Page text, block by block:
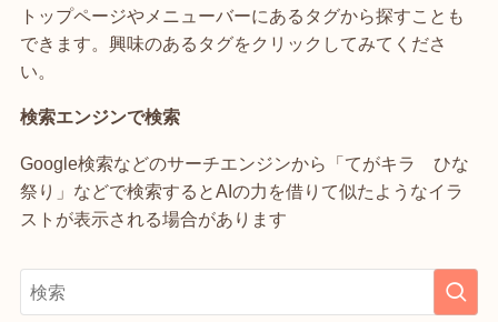
トップページやメニューバーにあるタグから探すことも
できます。興味のあるタグをクリックしてみてくださ
い。
検索エンジンで検索
Google検索などのサーチエンジンから「てがキラ ひな
祭り」などで検索するとAIの力を借りて似たようなイラ
ストが表示される場合があります